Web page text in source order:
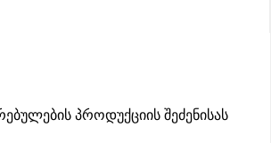
პროდუქციის შეძენისას